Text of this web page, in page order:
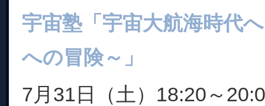
宇宙塾「宇宙大航海時代
への冒険～」
7月31日（土）18:20～